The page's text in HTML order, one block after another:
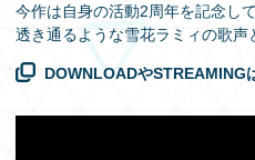
今作は自身の活動2周年を記念し
透き通るような雪花ラミィの歌声
DOWNLOADやSTREAMING